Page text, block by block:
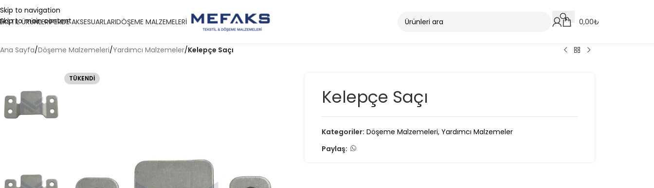
Skip to navigation
Skip to main content
ÜRÜNLERIPERDE AKSESUARLARIDÖŞEME MALZEMELERI 0,00₺
Ana Sayfa/Döşeme Malzemeleri/Yardımcı Malzemeler/Kelepçe Saçı
TÜKENDI
Kelepçe Saçı
Kategoriler: Döşeme Malzemeleri, Yardımcı Malzemeler
Paylaş: